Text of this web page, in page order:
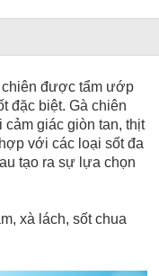
chiên được tẩm ướp
đặc biệt. Gà chiên
giác giòn tan, thịt
với các loại sốt đa
tạo ra sự lựa chọn
xà lách, sốt chua